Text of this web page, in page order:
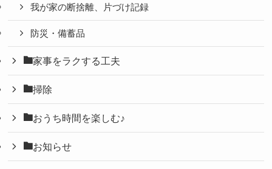
我が家の断捨離、片づけ記録
防災・備蓄品
家事をラクする工夫
掃除
おうち時間を楽しむ♪
お知らせ